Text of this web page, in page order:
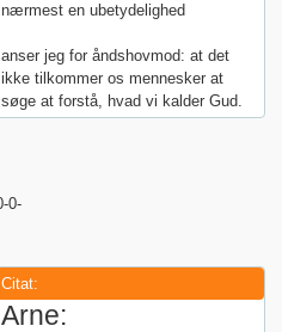
nærmest en ubetydelighed
anser jeg for åndshovmod: at det
ikke tilkommer os mennesker at
søge at forstå, hvad vi kalder Gud.
0-
Citat:
Arne: